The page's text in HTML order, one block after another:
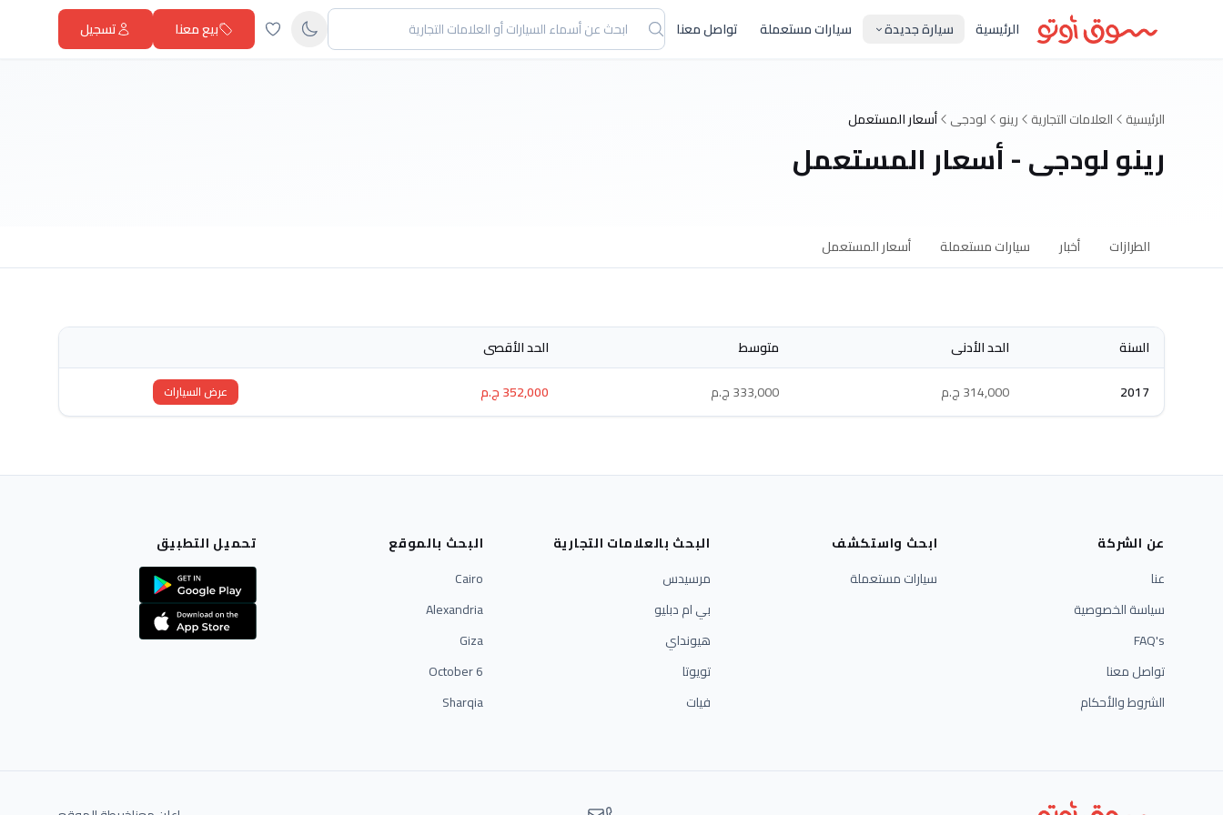
الرئيسية سيارة جديدة سيارات مستعملة تواصل معنا بيع معنا تسجيل
الرئيسية العلامات التجارية رينو لودجى أسعار المستعمل
رينو لودجى - أسعار المستعمل
الطرازات أخبار سيارات مستعملة أسعار المستعمل
السنة الحد الأدنى متوسط
الحد الأقصى
2017
314,000 ج.م 333,000 ج.م 352,000 ج.م عرض السيارات
عن الشركة
عنا
سياسة الخصوصية
FAQ's
تواصل معنا
الشروط والأحكام
ابحث واستكشف
سيارات مستعملة
البحث بالعلامات التجارية
مرسيدس
بي ام دبليو
هيونداي
تويوتا
فيات
البحث بالموقع
Cairo
Alexandria
Giza
6 October
Sharqia
تحميل التطبيق